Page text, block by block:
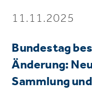
11.11.2025
Bundestag
Änderung:
Sammlung